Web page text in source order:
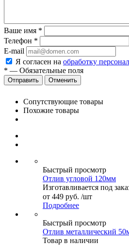
Ваше имя *
Телефон *
E-mail
Я согласен на обработку
* — Обязательные поля
Отменить
Сопутствующие товары
Похожие товары
Быстрый просмотр
Отлив угловой 120мм
Изготавливается под
от 449 руб. /шт
Подробнее
Быстрый просмотр
Отлив металлический
Товар в наличии